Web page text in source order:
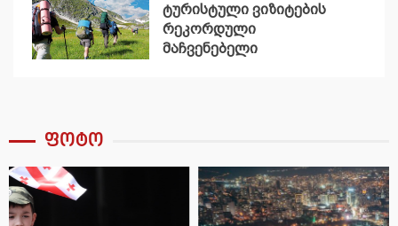
ტურისტული ვიზიტების
რეკორდული
მაჩვენებელი
ფოტო